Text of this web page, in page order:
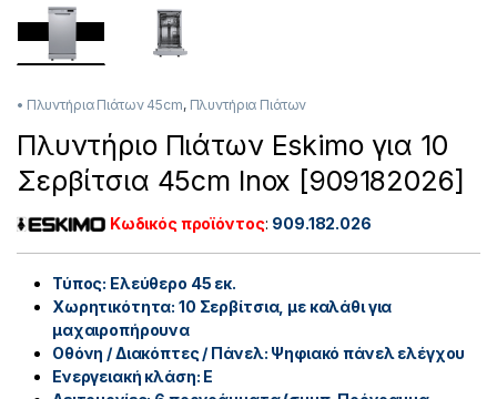
• Πλυντήρια Πιάτων 45cm, Πλυντήρια Πιάτων
Πλυντήριο Πιάτων Eskimo για 10
Σερβίτσια 45cm Inox [909182026]
Κωδικός προϊόντος: 909.182.026
Τύπος: Ελεύθερο 45 εκ.
Χωρητικότητα: 10 Σερβίτσια, με καλάθι για
μαχαιροπήρουνα
Οθόνη / Διακόπτες / Πάνελ: Ψηφιακό πάνελ ελέγχου
Ενεργειακή κλάση: E